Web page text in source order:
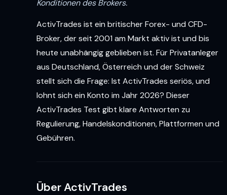
Konditionen des Brokers.
ActivTrades ist ein britischer Forex- und CFD-
Broker, der seit 2001 am Markt aktiv ist und bis
heute unabhängig geblieben ist. Für Privatanleger
aus Deutschland, Österreich und der Schweiz
stellt sich die Frage: Ist ActivTrades seriös, und
lohnt sich ein Konto im Jahr 2026? Dieser
ActivTrades Test gibt klare Antworten zu
Regulierung, Handelskonditionen, Plattformen und
Gebühren.
Über ActivTrades